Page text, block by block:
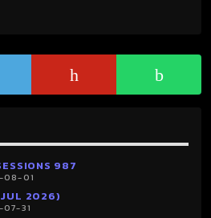
987
08-01
2026)
07-31